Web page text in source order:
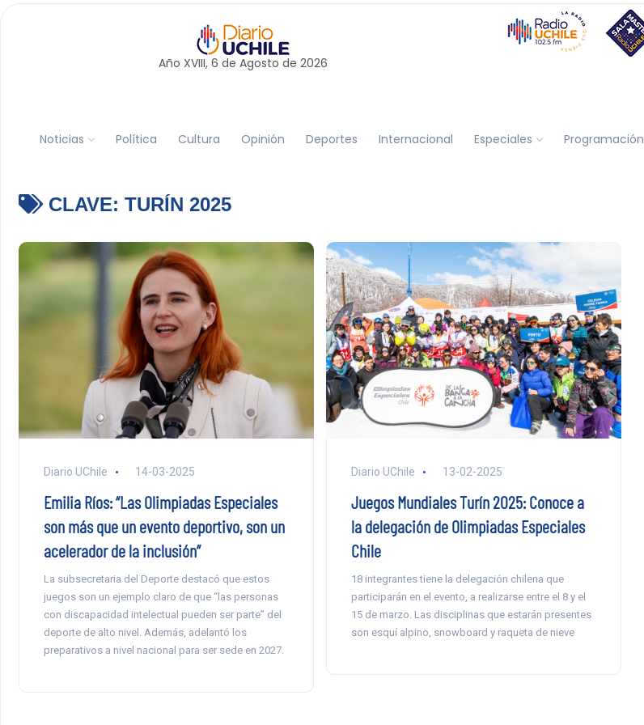
Año XVIII, 6 de Agosto de 2026
Noticias Política Cultura Opinión Deportes Internacional Especiales Programación
CLAVE: TURÍN 2025
Diario UChile 14-03-2025
Emilia Ríos: “Las Olimpiadas Especiales
son más que un evento deportivo, son un
acelerador de la inclusión”
La subsecretaria del Deporte destacó que estos
juegos son un ejemplo claro de que “las personas
con discapacidad intelectual pueden ser parte” del
deporte de alto nivel. Además, adelantó los
preparativos a nivel nacional para ser sede en 2027.
Diario UChile 13-02-2025
Juegos Mundiales Turín 2025: Conoce a
la delegación de Olimpiadas Especiales
Chile
18 integrantes tiene la delegación chilena que
participarán en el evento, a realizarse entre el 8 y el
15 de marzo. Las disciplinas que estarán presentes
son esquí alpino, snowboard y raqueta de nieve